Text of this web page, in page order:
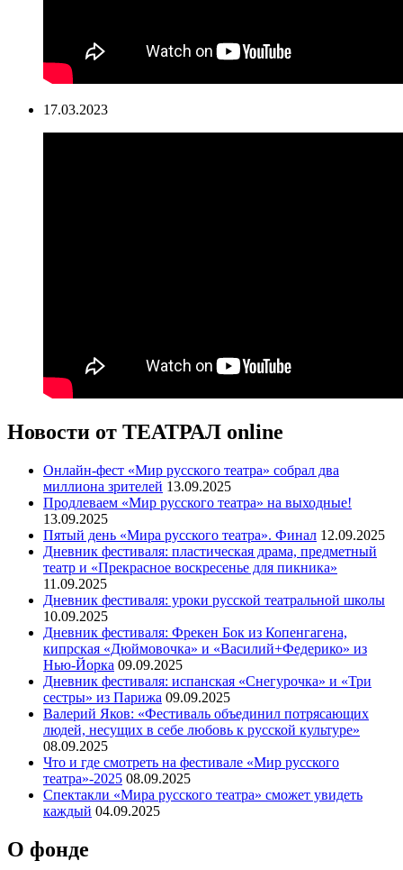
17.03.2023
Новости от ТЕАТРАЛ online
Онлайн-фест «Мир русского театра» собрал два
миллиона зрителей 13.09.2025
Продлеваем «Мир русского театра» на выходные!
13.09.2025
Пятый день «Мира русского театра». Финал 12.09.2025
Дневник фестиваля: пластическая драма, предметный
театр и «Прекрасное воскресенье для пикника»
11.09.2025
Дневник фестиваля: уроки русской театральной школы
10.09.2025
Дневник фестиваля: Фрекен Бок из Копенгагена,
кипрская «Дюймовочка» и «Василий+Федерико» из
Нью-Йорка 09.09.2025
Дневник фестиваля: испанская «Снегурочка» и «Три
сестры» из Парижа 09.09.2025
Валерий Яков: «Фестиваль объединил потрясающих
людей, несущих в себе любовь к русской культуре»
08.09.2025
Что и где смотреть на фестивале «Мир русского
театра»-2025 08.09.2025
Спектакли «Мира русского театра» сможет увидеть
каждый 04.09.2025
О фонде